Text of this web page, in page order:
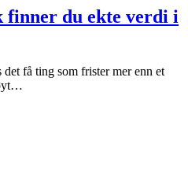
finner du ekte verdi i
få ting som frister mer enn et